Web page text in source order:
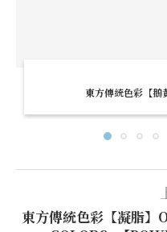
東方傳統色彩【
東方傳統色彩【凝脂